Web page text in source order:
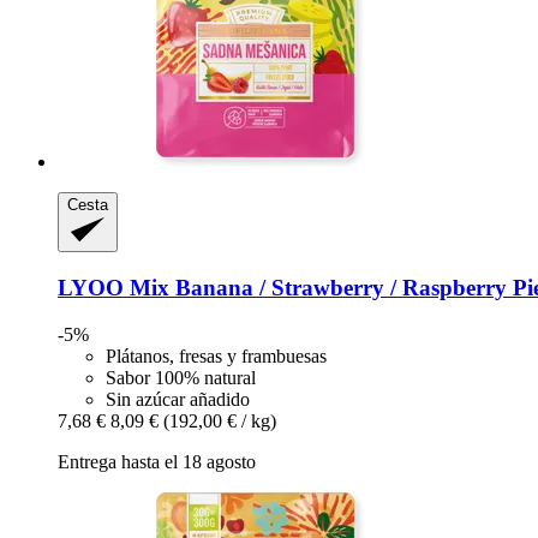
Cesta
LYOO Mix Banana / Strawberry / Raspberry
-5%
Plátanos, fresas y frambuesas
Sabor 100% natural
Sin azúcar añadido
7,68 € 8,09 € (192,00 € / kg)
Entrega hasta el 18 agosto